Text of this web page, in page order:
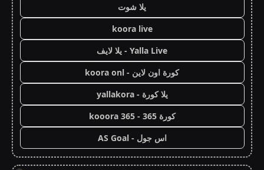
يلا شوت
koora live
Yalla Live - يلا لايف
كورة اون لاين - koora onl
يلا كورة - yallakora
كورة 365 - kooora 365
اس جول - AS Goal